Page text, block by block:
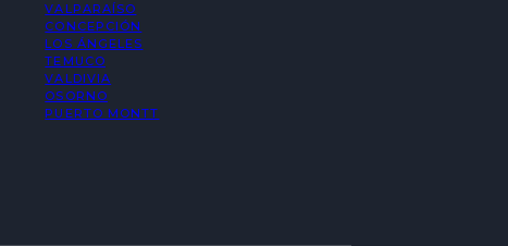
VALPARAÍSO
CONCEPCIÓN
LOS ÁNGELES
TEMUCO
VALDIVIA
OSORNO
PUERTO MONTT